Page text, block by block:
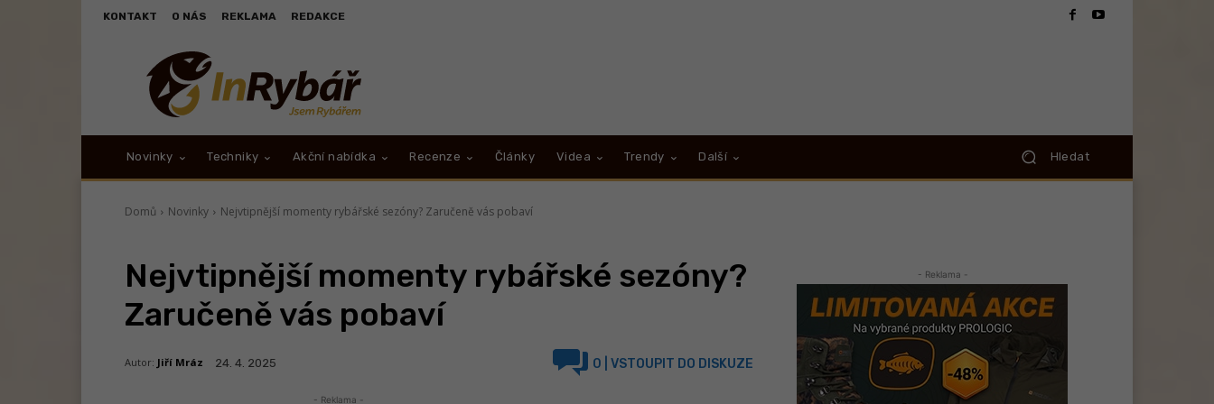
KONTAKT O NÁS REKLAMA REDAKCE
Novinky Techniky Akční nabídka Recenze Články Videa Trendy Další Hledat
Domů Novinky Nejvtipnější momenty rybářské sezóny? Zaručeně vás pobaví
Nejvtipnější momenty rybářské sezóny?
Zaručeně vás pobaví
Autor: Jiří Mráz 24. 4. 2025 0 | VSTOUPIT DO DISKUZE
- Reklama -
- Reklama -